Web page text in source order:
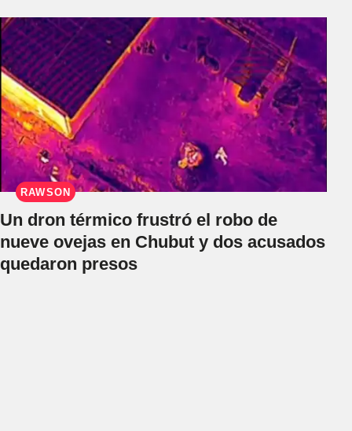
RAWSON
Un dron térmico frustró el robo de
nueve ovejas en Chubut y dos acusados
quedaron presos